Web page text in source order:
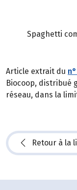
Spaghetti
Article extrait du
Biocoop, distribué
réseau, dans la
Retour à la